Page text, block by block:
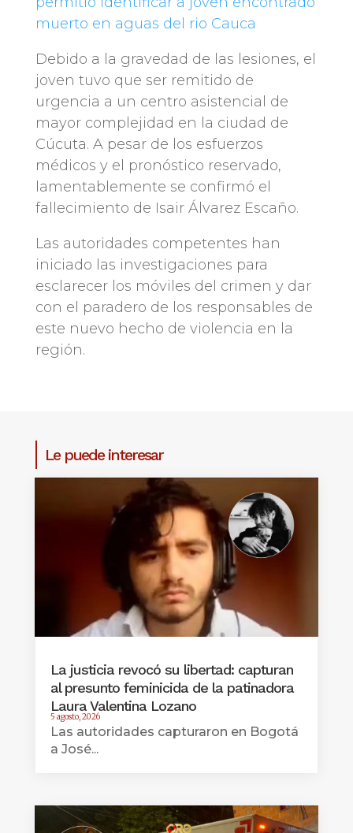
muerto en aguas del rio Cauca
Debido a la gravedad de las lesiones, el
joven tuvo que ser remitido de
urgencia a un centro asistencial de
mayor complejidad en la ciudad de
Cúcuta. A pesar de los esfuerzos
médicos y el pronóstico reservado,
lamentablemente se confirmó el
fallecimiento de Isair Álvarez Escaño.
Las autoridades competentes han
iniciado las investigaciones para
esclarecer los móviles del crimen y dar
con el paradero de los responsables de
este nuevo hecho de violencia en la
región.
Le puede interesar
La justicia revocó su libertad: capturan
al presunto feminicida de la patinadora
Laura Valentina Lozano
5 agosto, 2026
Las autoridades capturaron en Bogotá
a José...